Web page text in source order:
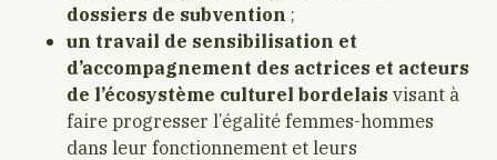
dossiers de subvention ;
un travail de sensibilisation et
d’accompagnement des actrices et acteurs
de l’écosystème culturel bordelais visant à
faire progresser l’égalité femmes-hommes
dans leur fonctionnement et leurs